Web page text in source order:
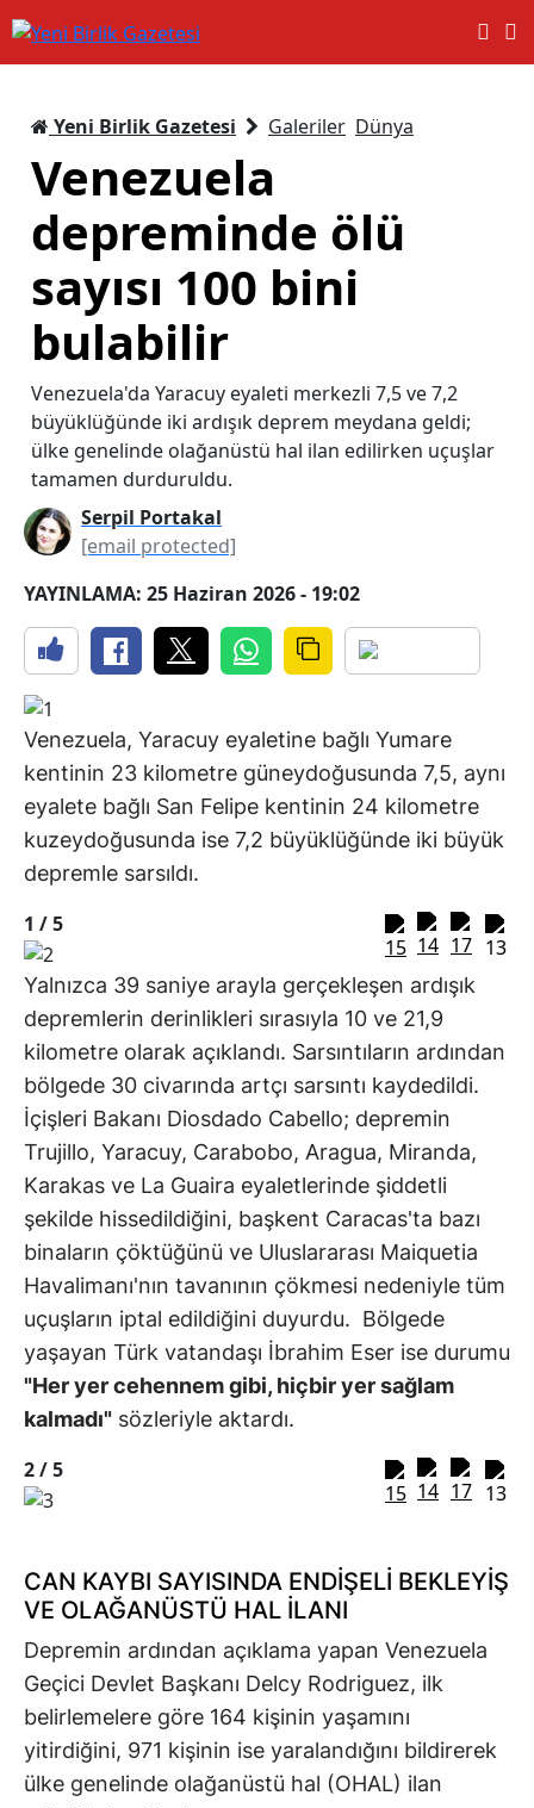
Yeni Birlik Gazetesi Galeriler Dünya
Venezuela
depreminde ölü
sayısı 100 bini
bulabilir
Venezuela'da Yaracuy eyaleti merkezli 7,5 ve 7,2
büyüklüğünde iki ardışık deprem meydana geldi;
ülke genelinde olağanüstü hal ilan edilirken uçuşlar
tamamen durduruldu.
Serpil Portakal
[email protected]
YAYINLAMA: 25 Haziran 2026 - 19:02
Venezuela, Yaracuy eyaletine bağlı Yumare
kentinin 23 kilometre güneydoğusunda 7,5, aynı
eyalete bağlı San Felipe kentinin 24 kilometre
kuzeydoğusunda ise 7,2 büyüklüğünde iki büyük
depremle sarsıldı.
1 /5
Yalnızca 39 saniye arayla gerçekleşen ardışık
depremlerin derinlikleri sırasıyla 10 ve 21,9
kilometre olarak açıklandı. Sarsıntıların ardından
bölgede 30 civarında artçı sarsıntı kaydedildi.
İçişleri Bakanı Diosdado Cabello; depremin
Trujillo, Yaracuy, Carabobo, Aragua, Miranda,
Karakas ve La Guaira eyaletlerinde şiddetli
şekilde hissedildiğini, başkent Caracas'ta bazı
binaların çöktüğünü ve Uluslararası Maiquetia
Havalimanı'nın tavanının çökmesi nedeniyle tüm
uçuşların iptal edildiğini duyurdu. Bölgede
yaşayan Türk vatandaşı İbrahim Eser ise durumu
"Her yer cehennem gibi, hiçbir yer sağlam
kalmadı" sözleriyle aktardı.
2 /5
CAN KAYBI SAYISINDA ENDİŞELİ BEKLEYİŞ
VE OLAĞANÜSTÜ HAL İLANI
Depremin ardından açıklama yapan Venezuela
Geçici Devlet Başkanı Delcy Rodriguez, ilk
belirlemelere göre 164 kişinin yaşamını
yitirdiğini, 971 kişinin ise yaralandığını bildirerek
ülke genelinde olağanüstü hal (OHAL) ilan